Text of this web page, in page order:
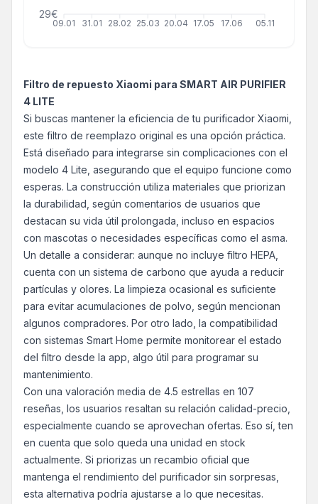
09.01 31.01 28.02 25.03 20.04 17.05 17.06 05.11
29€
Filtro de repuesto Xiaomi para SMART AIR PURIFIER
4 LITE
Si buscas mantener la eficiencia de tu purificador Xiaomi,
este filtro de reemplazo original es una opción práctica.
Está diseñado para integrarse sin complicaciones con el
modelo 4 Lite, asegurando que el equipo funcione como
esperas. La construcción utiliza materiales que priorizan
la durabilidad, según comentarios de usuarios que
destacan su vida útil prolongada, incluso en espacios
con mascotas o necesidades específicas como el asma.
Un detalle a considerar: aunque no incluye filtro HEPA,
cuenta con un sistema de carbono que ayuda a reducir
partículas y olores. La limpieza ocasional es suficiente
para evitar acumulaciones de polvo, según mencionan
algunos compradores. Por otro lado, la compatibilidad
con sistemas Smart Home permite monitorear el estado
del filtro desde la app, algo útil para programar su
mantenimiento.
Con una valoración media de 4.5 estrellas en 107
reseñas, los usuarios resaltan su relación calidad-precio,
especialmente cuando se aprovechan ofertas. Eso sí, ten
en cuenta que solo queda una unidad en stock
actualmente. Si priorizas un recambio oficial que
mantenga el rendimiento del purificador sin sorpresas,
esta alternativa podría ajustarse a lo que necesitas.